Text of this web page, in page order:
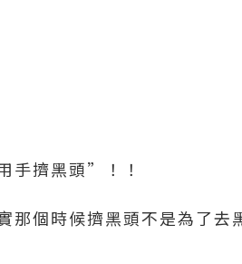
手擠黑頭”！！
那個時候擠黑頭不是為了去